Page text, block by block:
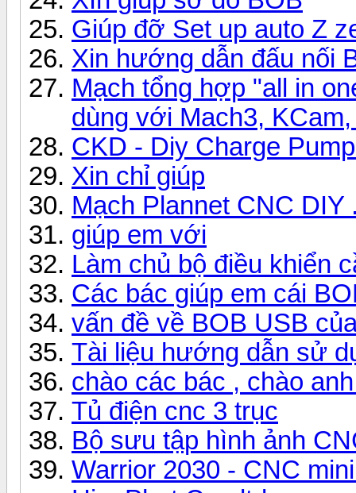
Giúp đỡ Set up auto Z
Xin hướng dẫn đấu nối
Mạch tổng hợp "all in
dùng với Mach3,
CKD - Diy Charge
Xin chỉ giúp
Mạch Plannet CNC DIY
giúp em với
Làm chủ bộ điều khiển
Các bác giúp em cái
vấn đề về BOB USB
Tài liệu hướng dẫn sử
chào các bác , chào
Tủ điện cnc 3 trục
Bộ sưu tập hình ảnh
Warrior 2030 - CNC